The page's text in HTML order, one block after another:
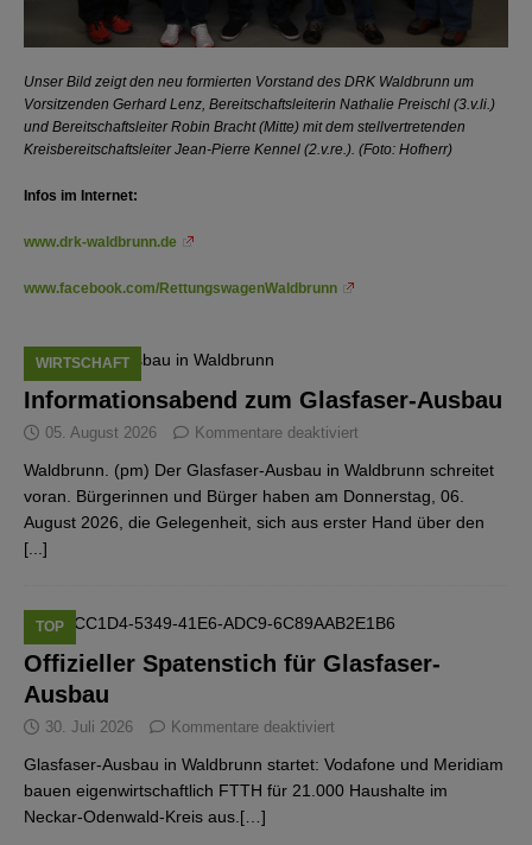
Unser Bild zeigt den neu formierten Vorstand des DRK Waldbrunn um
Vorsitzenden Gerhard Lenz, Bereitschaftsleiterin Nathalie Preischl (3.v.li.)
und Bereitschaftsleiter Robin Bracht (Mitte) mit dem stellvertretenden
Kreisbereitschaftsleiter Jean-Pierre Kennel (2.v.re.). (Foto: Hofherr)
Infos im Internet:
www.drk-waldbrunn.de
www.facebook.com/RettungswagenWaldbrunn
Informationsabend zum Glasfaser-Ausbau
WIRTSCHAFT
05. August 2026 Kommentare deaktiviert
Waldbrunn. (pm) Der Glasfaser-Ausbau in Waldbrunn schreitet
voran. Bürgerinnen und Bürger haben am Donnerstag, 06.
August 2026, die Gelegenheit, sich aus erster Hand über den
[...]
Offizieller Spatenstich für Glasfaser-
Ausbau
TOP
30. Juli 2026 Kommentare deaktiviert
Glasfaser-Ausbau in Waldbrunn startet: Vodafone und Meridiam
bauen eigenwirtschaftlich FTTH für 21.000 Haushalte im
Neckar-Odenwald-Kreis aus.[…]